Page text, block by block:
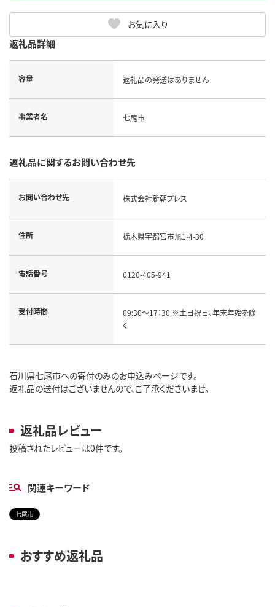
お気に入り
返礼品詳細
容量 返礼品の発送はありません
事業者名 七尾市
返礼品に関するお問い合わせ先
お問い合わせ先 株式会社新朝プレス
住所 栃木県宇都宮市旭1-4-30
電話番号 0120-405-941
受付時間
09:30～17：30 ※土日祝日、年末年始を除
く
石川県七尾市への寄付のみのお申込みページです。
返礼品の送付はございませんので、ご了承くださいませ。
返礼品レビュー
投稿されたレビューは0件です。
関連キーワード
七尾市
おすすめ返礼品